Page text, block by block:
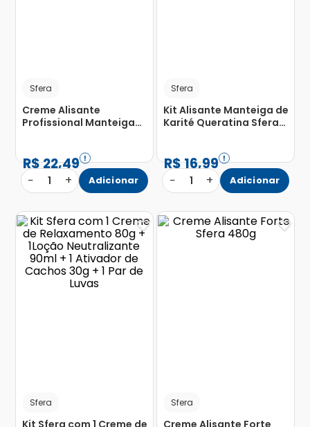
Sfera
Creme Alisante
Profissional Manteiga
R$22,49
− 1 + Adicionar
Sfera
Kit Alisante Manteiga de
Karité Queratina Sfera
Máscara 20g + 1 Par de
Luva
R$16,99
− 1 + Adicionar
Sfera Sfera